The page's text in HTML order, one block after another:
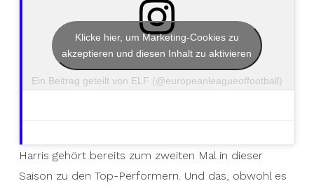
Ein Beitrag geteilt von ELF (@europeanleagueoffootball)
Klicke hier, um Marketing-Cookies zu
akzeptieren und diesen Inhalt zu aktivieren
Harris gehört bereits zum zweiten Mal in dieser
Saison zu den Top-Performern. Und das, obwohl es